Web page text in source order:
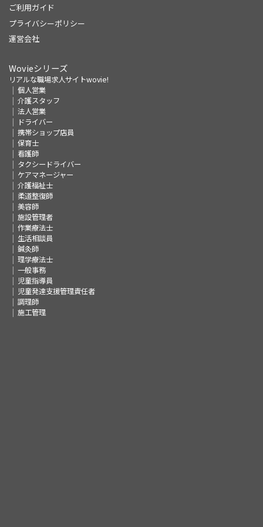
ご利用ガイド
プライバシーポリシー
運営会社
Wovieシリーズ
リアルな職場求人サイトwovie!
個人営業
介護スタッフ
法人営業
ドライバー
携帯ショップ店員
保育士
看護師
タクシードライバー
ケアマネージャー
介護福祉士
柔道整復師
美容師
施設管理者
作業療法士
生活相談員
鍼灸師
理学療法士
一般事務
児童指導員
児童発達支援管理責任者
調理師
施工管理